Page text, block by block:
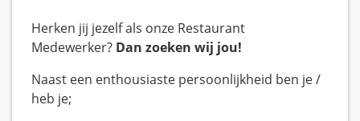
Herken jij jezelf als onze Restaurant
Medewerker? Dan zoeken wij jou!
Naast een enthousiaste persoonlijkheid ben je /
heb je;